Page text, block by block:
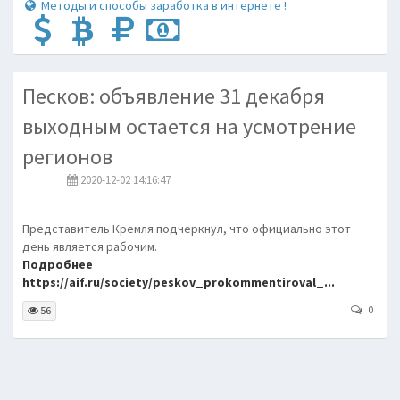
Методы и способы заработка в интернете !
Песков: объявление 31 декабря
выходным остается на усмотрение
регионов
2020-12-02 14:16:47
Представитель Кремля подчеркнул, что официально этот
день является рабочим.
Подробнее
https://aif.ru/society/peskov_prokommentiroval_...
56 0